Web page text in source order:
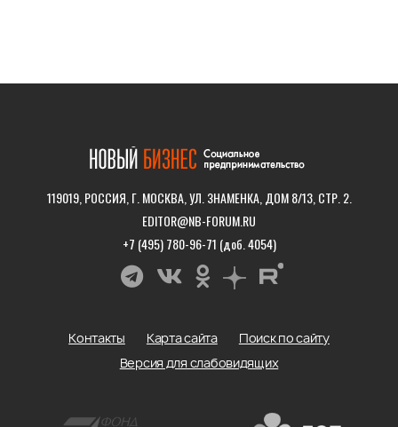
119019, РОССИЯ, Г. МОСКВА, УЛ. ЗНАМЕНКА, ДОМ 8/13, СТР. 2.
EDITOR@NB-FORUM.RU
+7 (495) 780-96-71 (доб. 4054)
Контакты Карта сайта
Поиск по сайту
Версия для слабовидящих